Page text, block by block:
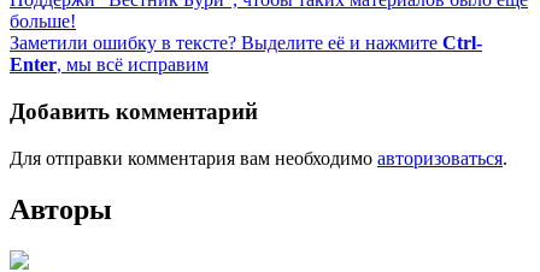
больше!
Заметили ошибку в тексте? Выделите её и нажмите Ctrl-
Enter, мы всё исправим
Добавить комментарий
Для отправки комментария вам необходимо авторизоваться.
Авторы